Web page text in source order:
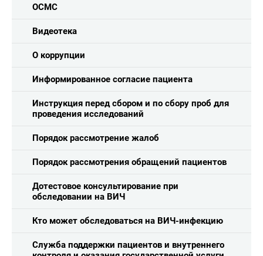
ОСМС
Видеотека
О коррупции
Информированное согласие пациента
Инструкция перед сбором и по сбору проб для
проведения исследований
Порядок рассмотрение жалоб
Порядок рассмотрения обращений пациентов
Дотестовое консультирование при
обследовании на ВИЧ
Кто может обследоваться на ВИЧ-инфекцию
Служба поддержки пациентов и внутреннего